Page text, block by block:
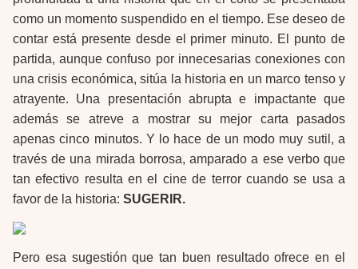
como un momento suspendido en el tiempo. Ese deseo de
contar está presente desde el primer minuto. El punto de
partida, aunque confuso por innecesarias conexiones con
una crisis económica, sitúa la historia en un marco tenso y
atrayente. Una presentación abrupta e impactante que
además se atreve a mostrar su mejor carta pasados
apenas cinco minutos. Y lo hace de un modo muy sutil, a
través de una mirada borrosa, amparado a ese verbo que
tan efectivo resulta en el cine de terror cuando se usa a
favor de la historia: SUGERIR.
Pero esa sugestión que tan buen resultado ofrece en el